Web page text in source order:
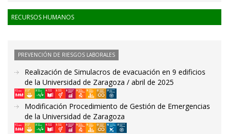
RECURSOS HUMANOS
PREVENCIÓN DE RIESGOS LABORALES
Realización de Simulacros de evacuación en 9 edificios
de la Universidad de Zaragoza / abril de 2025
Modificación Procedimiento de Gestión de Emergencias
de la Universidad de Zaragoza